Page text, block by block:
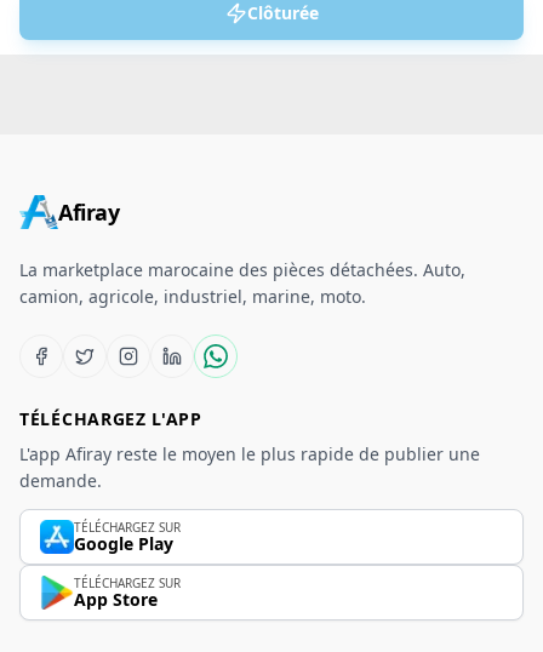
Clôturée
Afiray
La marketplace marocaine des pièces détachées. Auto,
camion, agricole, industriel, marine, moto.
TÉLÉCHARGEZ L'APP
L'app Afiray reste le moyen le plus rapide de publier une
demande.
TÉLÉCHARGEZ SUR
Google Play
TÉLÉCHARGEZ SUR
App Store